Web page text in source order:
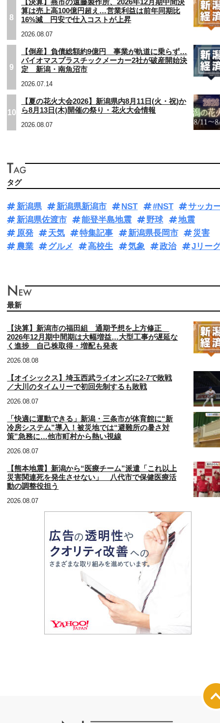
8
【決算】燕市の遠藤製作所、2026年12月期中間決
算は売上高100億円超え…営業利益は前年同期比
16%減 円安で仕入コストが上昇
2026.08.07
9
【倒産】負債総額約9億円 事業が軌道に乗らず…
バイオマスプラスチックメーカー2社が破産開始決
定 新潟・南魚沼市
2026.07.14
10
【夏の花火大会2026】新潟県内8月11日(火・祝)か
ら8月13日(木)開催の祭り・花火大会情報
2026.08.07
タグ
新潟県 新潟県新潟市 NST #NST
サッカ
新潟県佐渡市
能登半島地震 野球
地震
原発
天気 特集記事 新潟県長岡市
災害
農業
グルメ 高校生 気象 政治 Jリー
最新
【決算】新潟市の福田組 通期予想を上方修正
2026年12月期中間期は大幅増益…大型工事が遅延な
く進捗 自己株取得・増配も発表
2026.08.08
【オイシックス】埼玉西武ライオンズに2-7で敗戦
／大川のタイムリーで初回先制するも敗戦
2026.08.07
「快適に運動できる」新潟・三条市が体育館に“新
冷房システム”導入！被災地では“避難所の暑さ対
策”急務に…他市町村から熱い視線
2026.08.07
【熊本地震】新潟から“医療チーム”派遣「これ以上
災害関連死を発生させない」 八代市で保健医療活
動の調整役担う
2026.08.07